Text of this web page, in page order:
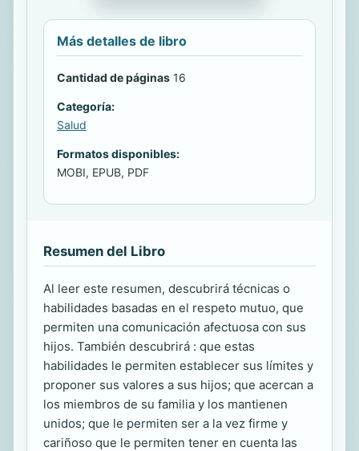
Más detalles de libro
Cantidad de páginas 16
Categoría:
Salud
Formatos disponibles:
MOBI, EPUB, PDF
Resumen del Libro
Al leer este resumen, descubrirá técnicas o
habilidades basadas en el respeto mutuo, que
permiten una comunicación afectuosa con sus
hijos. También descubrirá : que estas
habilidades le permiten establecer sus límites y
proponer sus valores a sus hijos; que acercan a
los miembros de su familia y los mantienen
unidos; que le permiten ser a la vez firme y
cariñoso que le permiten tener en cuenta las